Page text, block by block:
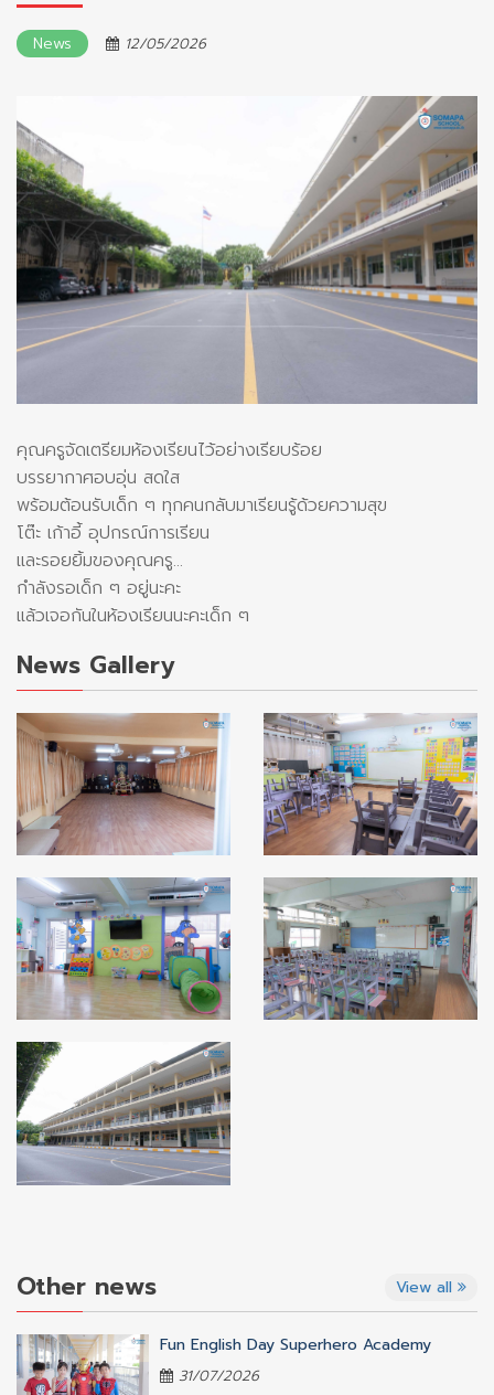
News 12/05/2026
คุณครูจัดเตรียมห้องเรียนไว้อย่างเรียบร้อย
บรรยากาศอบอุ่น สดใส
พร้อมต้อนรับเด็ก ๆ ทุกคนกลับมาเรียนรู้ด้วยความสุข
โต๊ะ เก้าอี้ อุปกรณ์การเรียน
และรอยยิ้มของคุณครู…
กำลังรอเด็ก ๆ อยู่นะคะ
แล้วเจอกันในห้องเรียนนะคะเด็ก ๆ
News Gallery
Other news View all
Fun English Day Superhero Academy
31/07/2026